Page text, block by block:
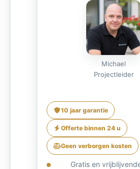
Michael
Projectleider
10 jaar garantie
Offerte binnen 24 u
Geen verborgen kosten
Gratis en